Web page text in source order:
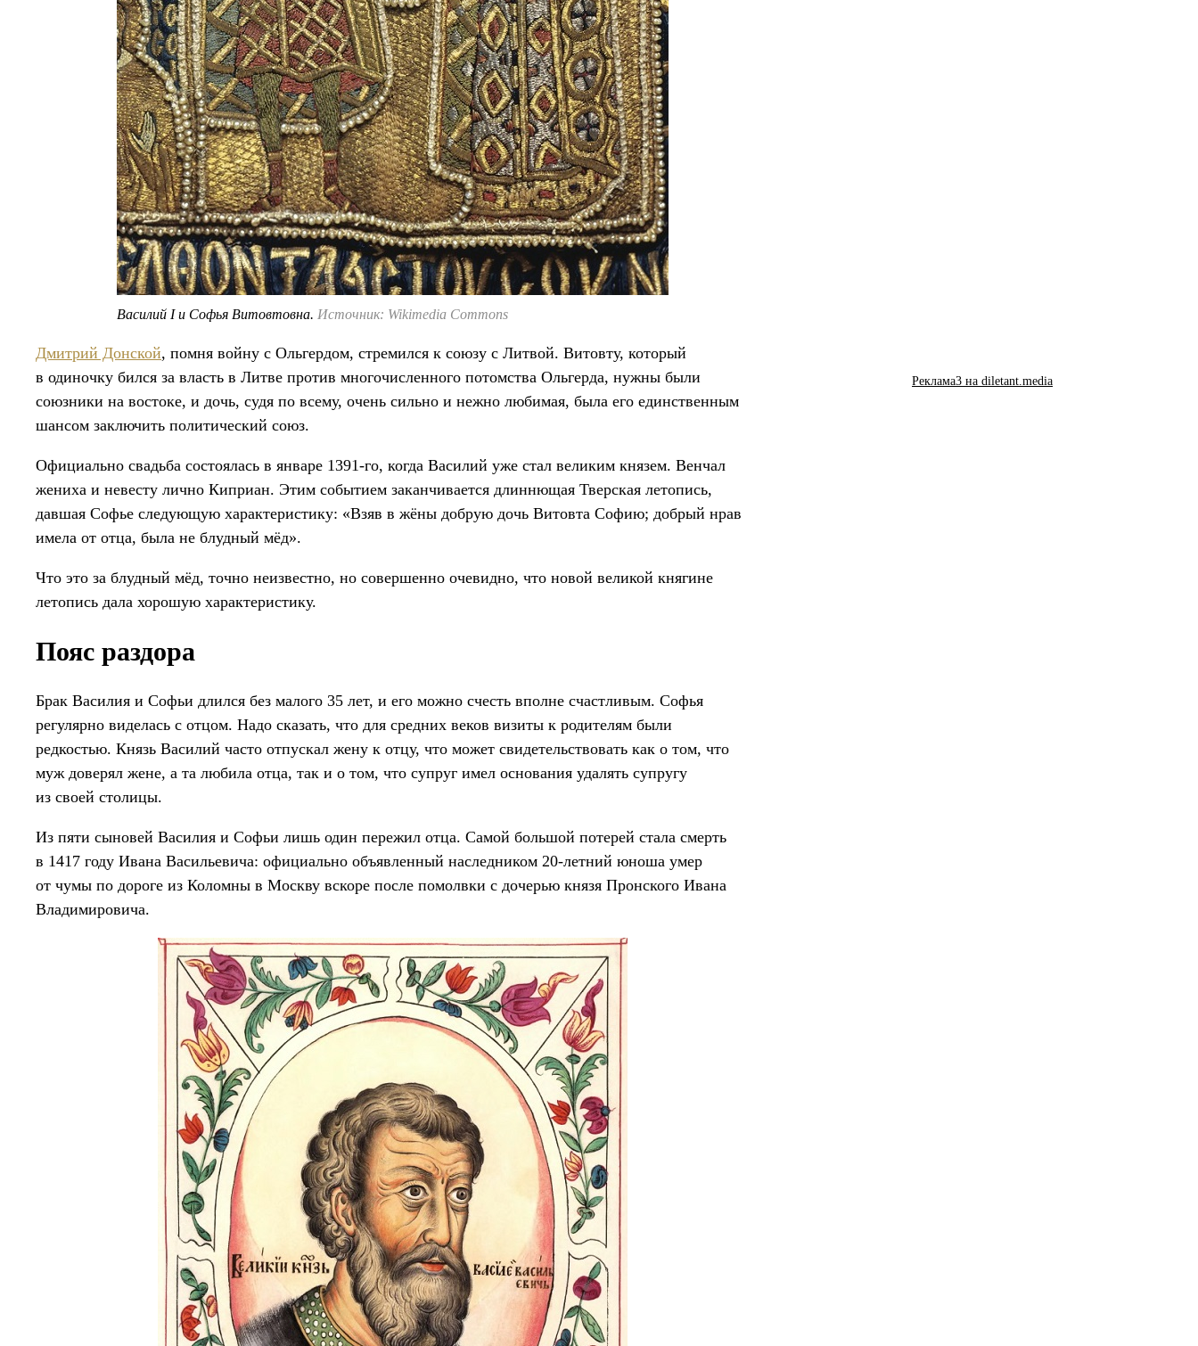
Василий I и Софья Витовтовна. Источник: Wikimedia Commons
Дмитрий Донской, помня войну с Ольгердом, стремился к союзу с Литвой. Витовту, который
в одиночку бился за власть в Литве против многочисленного потомства Ольгерда, нужны были
союзники на востоке, и дочь, судя по всему, очень сильно и нежно любимая, была его единственным
шансом заключить политический союз.
Официально свадьба состоялась в январе 1391-го, когда Василий уже стал великим князем. Венчал
жениха и невесту лично Киприан. Этим событием заканчивается длиннющая Тверская летопись,
давшая Софье следующую характеристику: «Взяв в жёны добрую дочь Витовта Софию; добрый нрав
имела от отца, была не блудный мёд».
Что это за блудный мёд, точно неизвестно, но совершенно очевидно, что новой великой княгине
летопись дала хорошую характеристику.
Пояс раздора
Брак Василия и Софьи длился без малого 35 лет, и его можно счесть вполне счастливым. Софья
регулярно виделась с отцом. Надо сказать, что для средних веков визиты к родителям были
редкостью. Князь Василий часто отпускал жену к отцу, что может свидетельствовать как о том, что
муж доверял жене, а та любила отца, так и о том, что супруг имел основания удалять супругу
из своей столицы.
Из пяти сыновей Василия и Софьи лишь один пережил отца. Самой большой потерей стала смерть
в 1417 году Ивана Васильевича: официально объявленный наследником 20-летний юноша умер
от чумы по дороге из Коломны в Москву вскоре после помолвки с дочерью князя Пронского Ивана
Владимировича.
Реклама3 на diletant.media